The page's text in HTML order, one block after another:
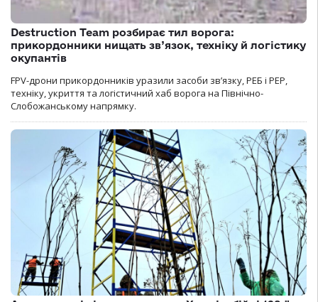
Destruction Team розбирає тил ворога:
прикордонники нищать зв’язок, техніку й логістику
окупантів
FPV-дрони прикордонників уразили засоби зв’язку, РЕБ і РЕР,
техніку, укриття та логістичний хаб ворога на Північно-
Слобожанському напрямку.